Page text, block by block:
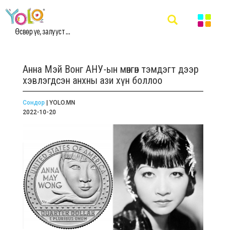
Өсвөр үе, залууст ...
Анна Мэй Вонг АНУ-ын мөнгөн тэмдэгт дээр
хэвлэгдсэн анхны ази хүн боллоо
Сондор | YOLO.MN
2022-10-20